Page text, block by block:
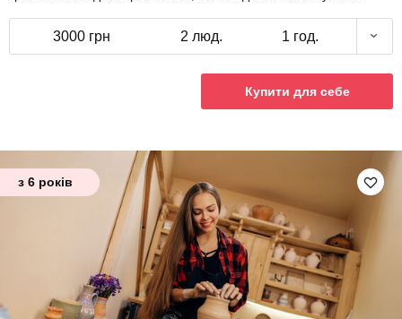
3000 грн 2 люд. 1 год.
Купити для себе
з 6 років